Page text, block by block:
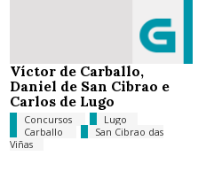
Víctor de Carballo,
Daniel de San Cibrao e
Carlos de Lugo
Concursos
Lugo
Carballo
San Cibrao das
Viñas